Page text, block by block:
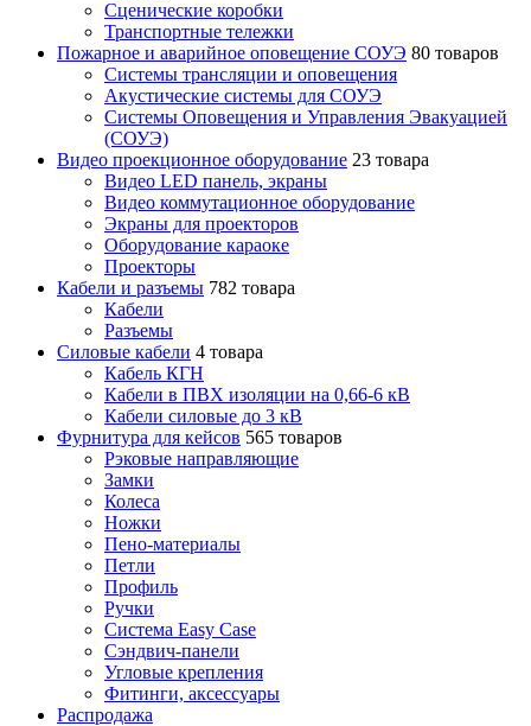
Сценические коробки
Транспортные тележки
Пожарное и аварийное оповещение СОУЭ 80 товаров
Cистемы трансляции и оповещения
Акустические системы для СОУЭ
Системы Оповещения и Управления Эвакуацией
(СОУЭ)
Видео проекционное оборудование 23 товара
Видео LED панель, экраны
Видео коммутационное оборудование
Экраны для проекторов
Оборудование караоке
Проекторы
Кабели и разъемы 782 товара
Кабели
Разъемы
Силовые кабели 4 товара
Кабель КГН
Кабели в ПВХ изоляции на 0,66-6 кВ
Кабели силовые до 3 кВ
Фурнитура для кейсов 565 товаров
Рэковые направляющие
Замки
Колеса
Ножки
Пено-материалы
Петли
Профиль
Ручки
Система Easy Case
Сэндвич-панели
Угловые крепления
Фитинги, аксессуары
Распродажа